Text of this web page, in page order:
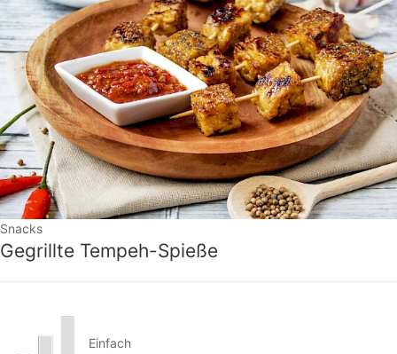
Snacks
Gegrillte Tempeh-Spieße
Einfach